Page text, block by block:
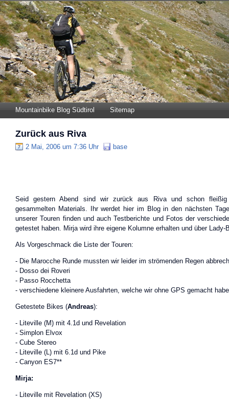
Mountainbike Blog Südtirol Sitemap
Zurück aus Riva
2 Mai, 2006 um 7:36 Uhr base
Seid gestern Abend sind wir zurück aus Riva und schon
gesammelten Materials. Ihr werdet hier im Blog in den nächsten
unserer Touren finden und auch Testberichte und Fotos der
getestet haben. Mirja wird ihre eigene Kolumne erhalten und über Lady-
Als Vorgeschmack die Liste der Touren:
- Die Marocche Runde mussten wir leider im strömenden Regen
- Dosso dei Roveri
- Passo Rocchetta
- verschiedene kleinere Ausfahrten, welche wir ohne GPS gemacht
Getestete Bikes (Andreas):
- Liteville (M) mit 4.1d und Revelation
- Simplon Elvox
- Cube Stereo
- Liteville (L) mit 6.1d und Pike
- Canyon ES7**
Mirja:
- Liteville mit Revelation (XS)